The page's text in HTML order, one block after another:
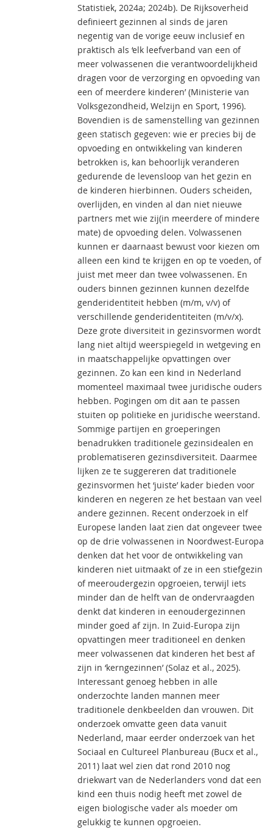
Statistiek, 2024a; 2024b). De Rijksoverheid
definieert gezinnen al sinds de jaren
negentig van de vorige eeuw inclusief en
praktisch als ‘elk leefverband van een of
meer volwassenen die verantwoordelijkheid
dragen voor de verzorging en opvoeding van
een of meerdere kinderen’ (Ministerie van
Volksgezondheid, Welzijn en Sport, 1996).
Bovendien is de samenstelling van gezinnen
geen statisch gegeven: wie er precies bij de
opvoeding en ontwikkeling van kinderen
betrokken is, kan behoorlijk veranderen
gedurende de levensloop van het gezin en
de kinderen hierbinnen. Ouders scheiden,
overlijden, en vinden al dan niet nieuwe
partners met wie zij(in meerdere of mindere
mate) de opvoeding delen. Volwassenen
kunnen er daarnaast bewust voor kiezen om
alleen een kind te krijgen en op te voeden, of
juist met meer dan twee volwassenen. En
ouders binnen gezinnen kunnen dezelfde
genderidentiteit hebben (m/m, v/v) of
verschillende genderidentiteiten (m/v/x).
Deze grote diversiteit in gezinsvormen wordt
lang niet altijd weerspiegeld in wetgeving en
in maatschappelijke opvattingen over
gezinnen. Zo kan een kind in Nederland
momenteel maximaal twee juridische ouders
hebben. Pogingen om dit aan te passen
stuiten op politieke en juridische weerstand.
Sommige partijen en groeperingen
benadrukken traditionele gezinsidealen en
problematiseren gezinsdiversiteit. Daarmee
lijken ze te suggereren dat traditionele
gezinsvormen het ‘juiste’ kader bieden voor
kinderen en negeren ze het bestaan van veel
andere gezinnen. Recent onderzoek in elf
Europese landen laat zien dat ongeveer twee
op de drie volwassenen in Noordwest-Europa
denken dat het voor de ontwikkeling van
kinderen niet uitmaakt of ze in een stiefgezin
of meeroudergezin opgroeien, terwijl iets
minder dan de helft van de ondervraagden
denkt dat kinderen in eenoudergezinnen
minder goed af zijn. In Zuid-Europa zijn
opvattingen meer traditioneel en denken
meer volwassenen dat kinderen het best af
zijn in ‘kerngezinnen’ (Solaz et al., 2025).
Interessant genoeg hebben in alle
onderzochte landen mannen meer
traditionele denkbeelden dan vrouwen. Dit
onderzoek omvatte geen data vanuit
Nederland, maar eerder onderzoek van het
Sociaal en Cultureel Planbureau (Bucx et al.,
2011) laat wel zien dat rond 2010 nog
driekwart van de Nederlanders vond dat een
kind een thuis nodig heeft met zowel de
eigen biologische vader als moeder om
gelukkig te kunnen opgroeien.